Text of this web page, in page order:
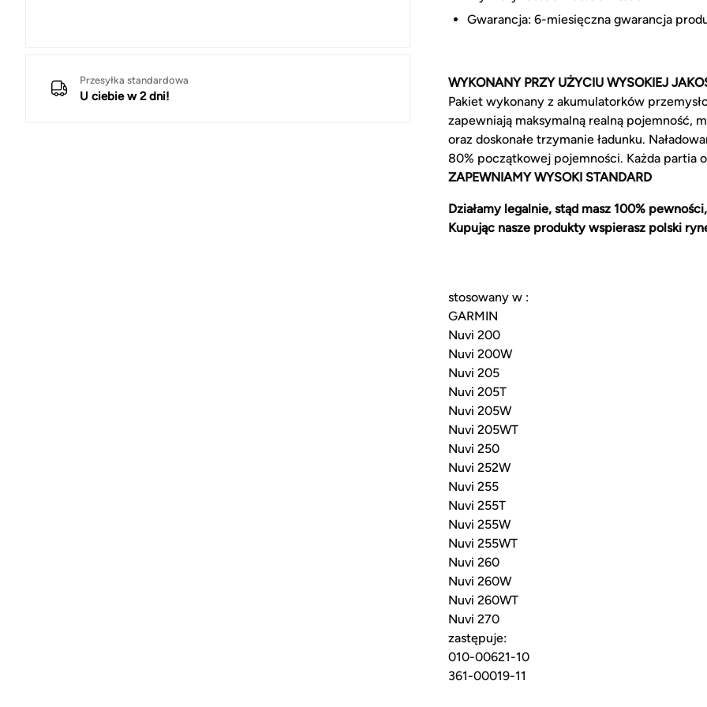
Przesyłka standardowa
U ciebie w 2 dni!
Gwarancja: 6-miesięczna gwarancja
WYKONANY PRZY UŻYCIU WYSOKIEJ
Pakiet wykonany z akumulatorków
zapewniają maksymalną realną pojemność,
oraz doskonałe trzymanie ładunku.
80% początkowej pojemności. Każda partia
ZAPEWNIAMY WYSOKI STANDARD
Działamy legalnie, stąd masz 100%
Kupując nasze produkty wspierasz polski
stosowany w :
GARMIN
Nuvi 200
Nuvi 200W
Nuvi 205
Nuvi 205T
Nuvi 205W
Nuvi 205WT
Nuvi 250
Nuvi 252W
Nuvi 255
Nuvi 255T
Nuvi 255W
Nuvi 255WT
Nuvi 260
Nuvi 260W
Nuvi 260WT
Nuvi 270
zastępuje:
010-00621-10
361-00019-11